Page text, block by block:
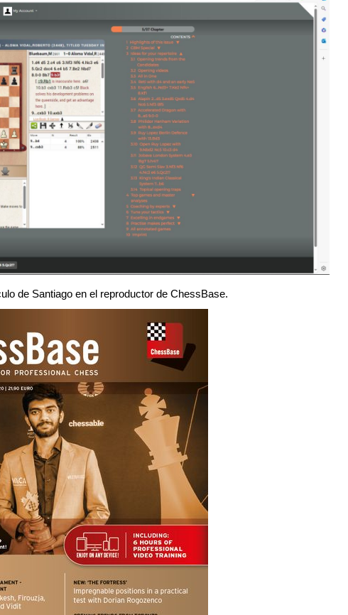
de Santiago en el reproductor de ChessBase.